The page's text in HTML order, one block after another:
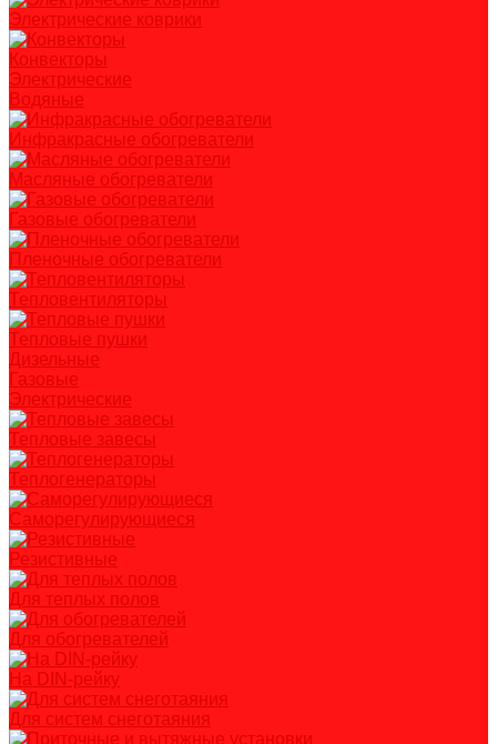
Электрические коврики
Конвекторы
Электрические
Водяные
Инфракрасные обогреватели
Масляные обогреватели
Газовые обогреватели
Пленочные обогреватели
Тепловентиляторы
Тепловые пушки
Дизельные
Газовые
Электрические
Тепловые завесы
Теплогенераторы
Саморегулирующиеся
Резистивные
Для теплых полов
Для обогревателей
На DIN-рейку
Для систем снеготаяния